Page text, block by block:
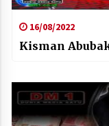
16/08/2022
Kisman